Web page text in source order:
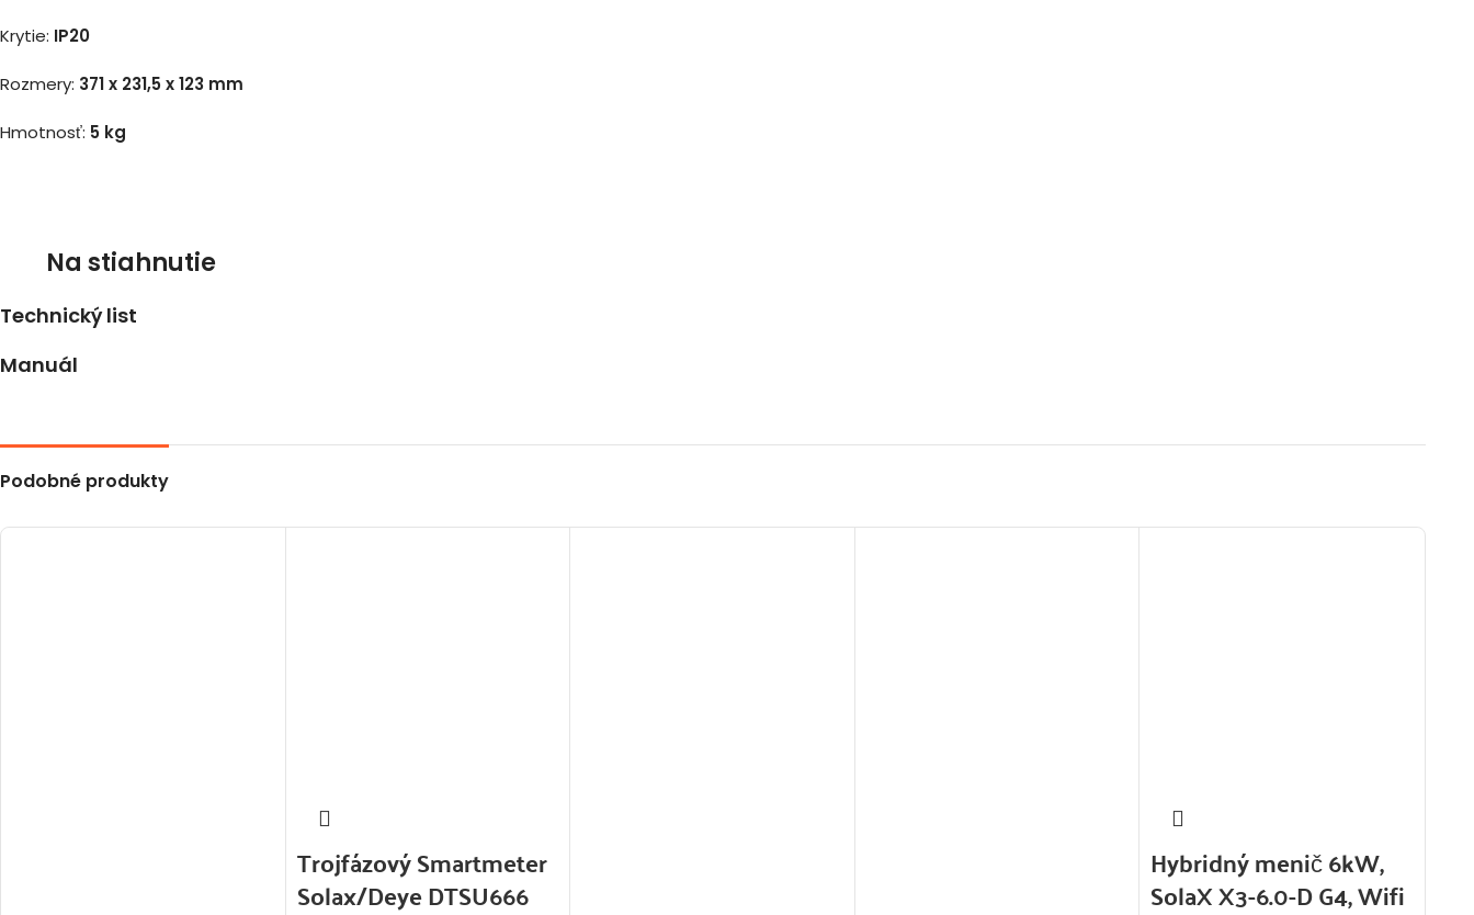
Krytie: IP20
Rozmery: 371 x 231,5 x 123 mm
Hmotnosť: 5 kg
Na stiahnutie
Technický list
Manuál
Podobné produkty
Trojfázový Smartmeter
Solax/Deye DTSU666
Hybridný menič 6kW,
SolaX X3-6.0-D G4, Wifi